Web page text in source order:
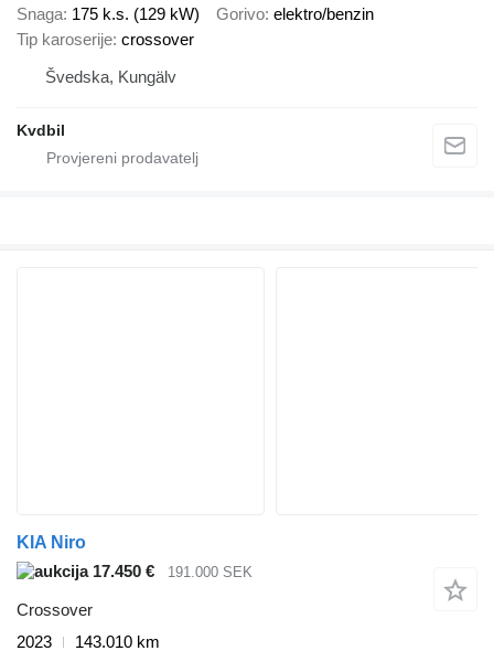
Snaga 175 k.s. (129 kW) Gorivo elektro/benzin
Tip karoserije crossover
Švedska, Kungälv
Kvdbil
KIA Niro
17.450 €
191.000 SEK
Crossover
2023
143.010 km